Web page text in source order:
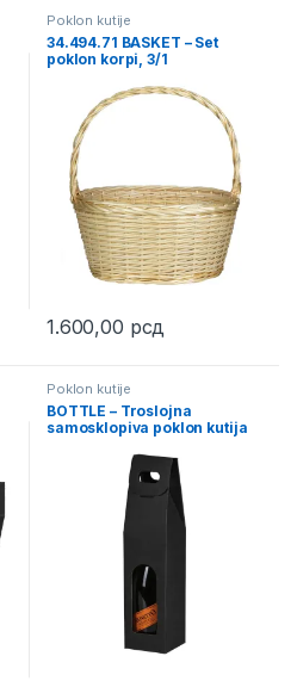
Poklon kutije
34.494.71 BASKET – Set
poklon korpi, 3/1
1.600,00 рсд
Poklon kutije
BOTTLE – Troslojna
samosklopiva poklon kutija